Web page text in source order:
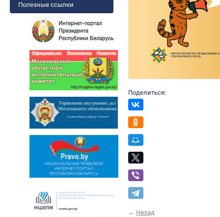
Полезные ссылки
Поделиться:
← Назад